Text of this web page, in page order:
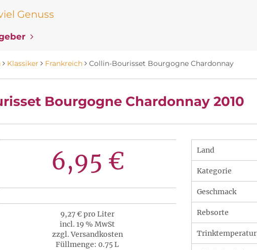
Genuss
Klassiker Frankreich Collin-Bourisset Bourgogne Chardonnay
Bourgogne Chardonnay 2010
6,95 €
9,27 € pro Liter
incl. 19 % MwSt
zzgl. Versandkosten
Füllmenge: 0.75 L
Land
Kategorie
Geschmack
Rebsorte
Trinktemperatur